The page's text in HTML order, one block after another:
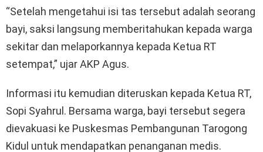
“Setelah mengetahui isi tas tersebut adalah seorang
bayi, saksi langsung memberitahukan kepada warga
sekitar dan melaporkannya kepada Ketua RT
setempat,” ujar AKP Agus.
Informasi itu kemudian diteruskan kepada Ketua RT,
Sopi Syahrul. Bersama warga, bayi tersebut segera
dievakuasi ke Puskesmas Pembangunan Tarogong
Kidul untuk mendapatkan penanganan medis.